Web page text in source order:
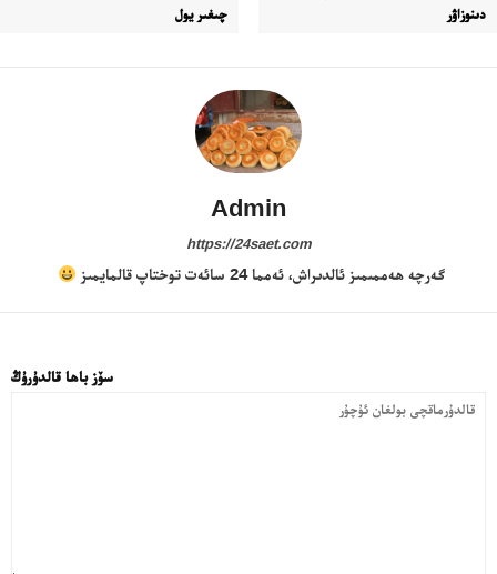
چىغىر يول دىنوزاۋر
Admin
https://24saet.com
گەرچە ھەممىمىز ئالدىراش، ئەمما 24 سائەت توختاپ قالمايمىز
سۆز باھا قالدۇرۇڭ